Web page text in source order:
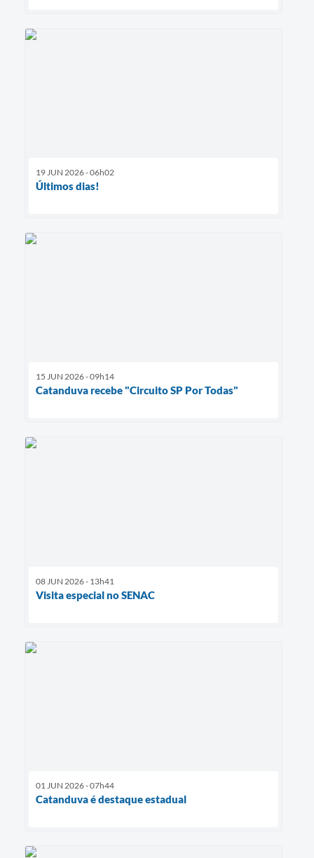
19 JUN 2026 - 06h02
Últimos dias!
15 JUN 2026 - 09h14
Catanduva recebe "Circuito SP Por Todas"
08 JUN 2026 - 13h41
Visita especial no SENAC
01 JUN 2026 - 07h44
Catanduva é destaque estadual